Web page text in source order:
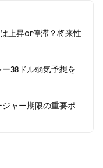
上昇or停滞？将来性
38ドル弱気予想を
ャー期限の重要ポ